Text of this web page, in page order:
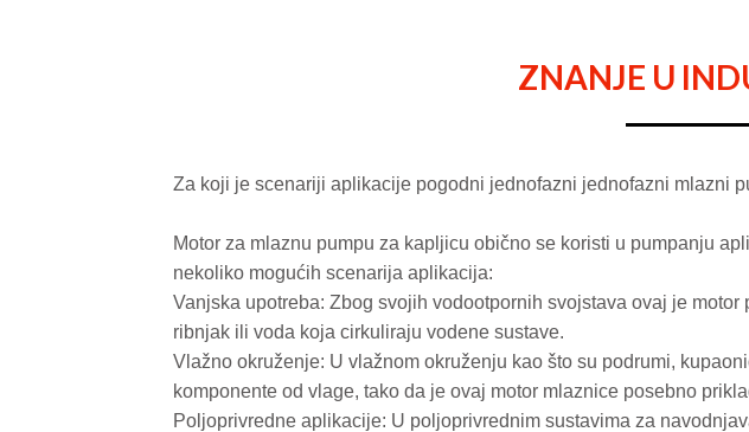
ZNANJE U
Za koji je scenariji aplikacije pogodni jednofazni jednofazni mlazni
Motor za mlaznu pumpu za kapljicuobično se koristi u pumpanju
nekoliko mogućih scenarija aplikacija:
Vanjska upotreba: Zbog svojih vodootpornih svojstava ovaj je
ribnjak ili voda koja cirkuliraju vodene sustave.
Vlažno okruženje: U vlažnom okruženju kao što su podrumi,
komponente od vlage, tako da je ovaj motor mlaznice posebno
Poljoprivredne aplikacije: U poljoprivrednim sustavima za